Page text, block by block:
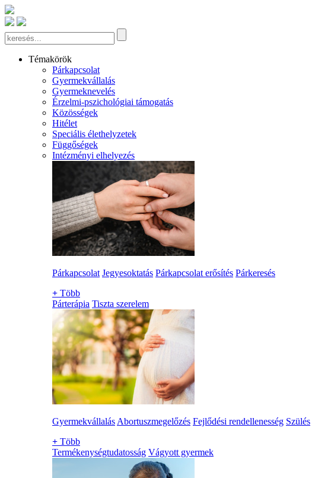
Témakörök
Párkapcsolat
Gyermekvállalás
Gyermeknevelés
Érzelmi-pszichológiai támogatás
Közösségek
Hitélet
Speciális élethelyzetek
Függőségek
Intézményi elhelyezés
Párkapcsolat Jegyesoktatás Párkapcsolat erősítés Párkeresés
+ Több
Párterápia Tiszta szerelem
Gyermekvállalás Abortuszmegelőzés Fejlődési rendellenesség Szülés
+ Több
Termékenységtudatosság Vágyott gyermek